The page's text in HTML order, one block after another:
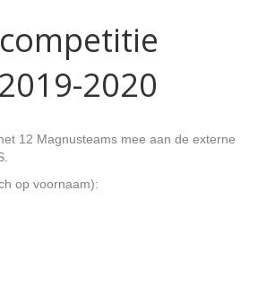
2020
12 Magnusteams mee aan de externe
op voornaam):